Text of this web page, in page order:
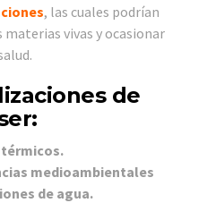
, las cuales podrían
materias vivas y ocasionar
de
medioambientales
de agua.